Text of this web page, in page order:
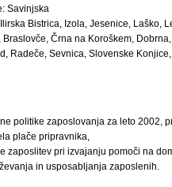
Savinjska
Bistrica, Izola, Jesenice, Laško,
Črna na Koroškem,
Radeče, Sevnica, Slovenske Konjice,
politike zaposlovanja za leto 2002,
plače pripravnika,
zaposlitev pri izvajanju pomoči na
in usposabljanja zaposlenih.